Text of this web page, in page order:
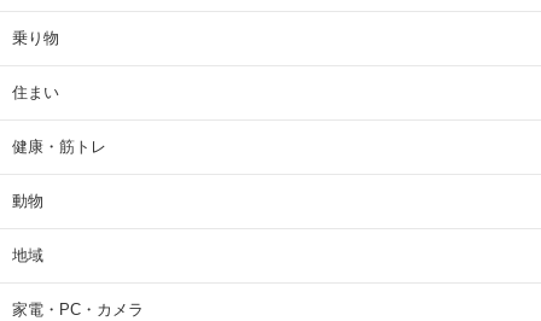
乗り物
住まい
健康・筋トレ
動物
地域
家電・PC・カメラ